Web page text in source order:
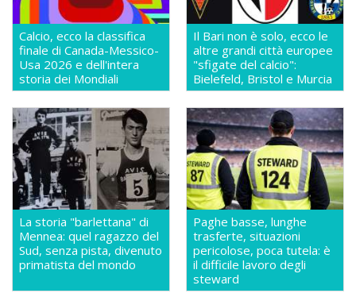
Calcio, ecco la classifica
finale di Canada-Messico-
Usa 2026 e dell'intera
storia dei Mondiali
Il Bari non è solo, ecco le
altre grandi città europee
"sfigate del calcio":
Bielefeld, Bristol e Murcia
La storia "barlettana" di
Mennea: quel ragazzo del
Sud, senza pista, divenuto
primatista del mondo
Paghe basse, lunghe
trasferte, situazioni
pericolose, poca tutela: è
il difficile lavoro degli
steward